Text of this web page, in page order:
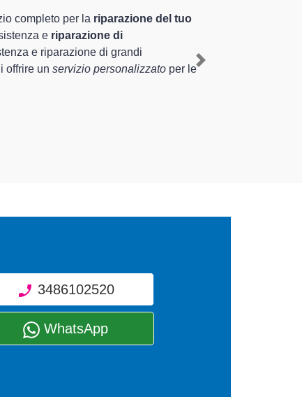
pluriennale nel territorio di Camponogara e
GE a Camponogara
diverse tipologie sugli elettrodomestici da riparare
Next
3486102520
WhatsApp